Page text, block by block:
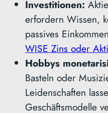
Investitionen:
erfordern Wissen,
passives
WISE Zins oder
Hobbys
Basteln oder
Leidenschaften
Geschäftsmodelle